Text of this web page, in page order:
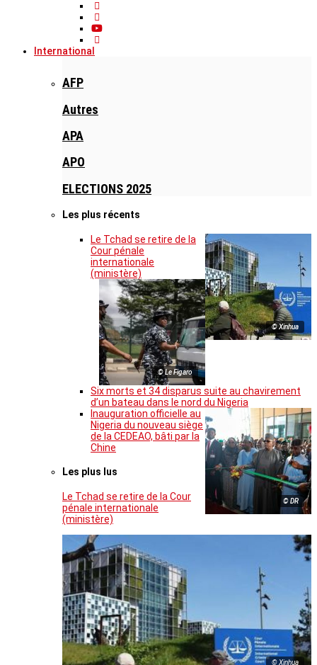
International
AFP
Autres
APA
APO
ELECTIONS 2025
Les plus récents
© Xinhua
Le Tchad se retire de la
Cour pénale
internationale
(ministère)
© Le Figaro
Six morts et 34 disparus suite au chavirement
d’un bateau dans le nord du Nigeria
© DR
Inauguration officielle au
Nigeria du nouveau siège
de la CEDEAO, bâti par la
Chine
Les plus lus
Le Tchad se retire de la Cour
pénale internationale
(ministère)
© Xinhua